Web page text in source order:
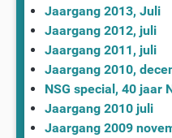
Jaargang 2013, Juli
Jaargang 2012, juli
Jaargang 2011, juli
Jaargang 2010,
NSG special, 40 jaar
Jaargang 2010 juli
Jaargang 2009